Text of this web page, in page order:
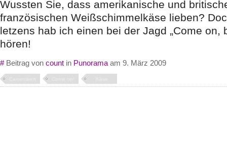
Wussten Sie, dass amerikanische und
französischen Weißschimmelkäse lieben?
letzens hab ich einen bei der Jagd „Come on,
hören!
#Beitrag von count in Punorama am 9. März 2009